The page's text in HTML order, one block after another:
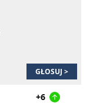
GŁOSUJ >
+6